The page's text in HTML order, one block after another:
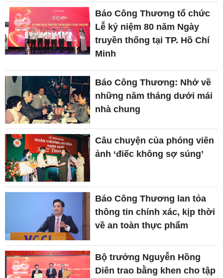
Báo Công Thương tổ chức
Lễ kỷ niệm 80 năm Ngày
truyền thống tại TP. Hồ Chí
Minh
Báo Công Thương: Nhớ về
những năm tháng dưới mái
nhà chung
Câu chuyện của phóng viên
ảnh ‘điếc không sợ súng’
Báo Công Thương lan tỏa
thông tin chính xác, kịp thời
về an toàn thực phẩm
Bộ trưởng Nguyễn Hồng
Diên trao bằng khen cho tập